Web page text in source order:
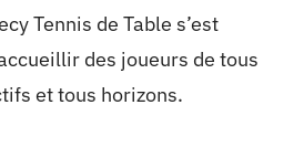
Tennis de Table s’est
des joueurs de tous
et tous horizons.